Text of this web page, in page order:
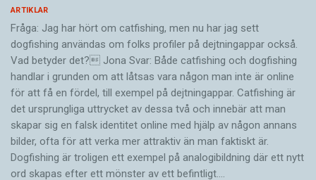
ARTIKLAR
Fråga: Jag har hört om catfishing, men nu har jag sett
dogfishing användas om folks profiler på dejtningappar också.
Vad betyder det? Jona Svar: Både catfishing och dogfishing
handlar i grunden om att låtsas vara någon man inte är online
för att få en fördel, till exempel på dejtningappar. Catfishing är
det ursprungliga uttrycket av dessa två och innebär att man
skapar sig en falsk identitet online med hjälp av någon annans
bilder, ofta för att verka mer attraktiv än man faktiskt är.
Dogfishing är troligen ett exempel på analogibildning där ett nytt
ord skapas efter ett mönster av ett befintligt.…